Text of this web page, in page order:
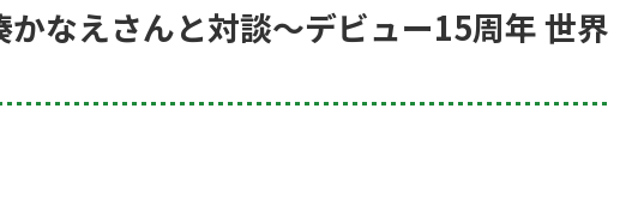
かなえさんと対談～デビュー15周年 世界